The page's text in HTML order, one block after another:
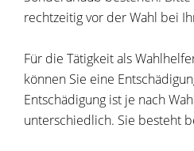
rechtzeitig vor der Wahl bei
Für die Tätigkeit als
können Sie eine
Entschädigung ist je nach
unterschiedlich. Sie besteht